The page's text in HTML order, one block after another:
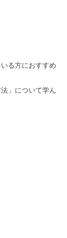
る方におすすめ
」について学ん